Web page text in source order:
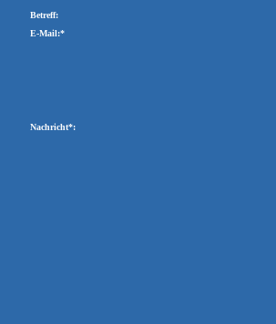
Betreff:
E-Mail:*
Nachricht*: